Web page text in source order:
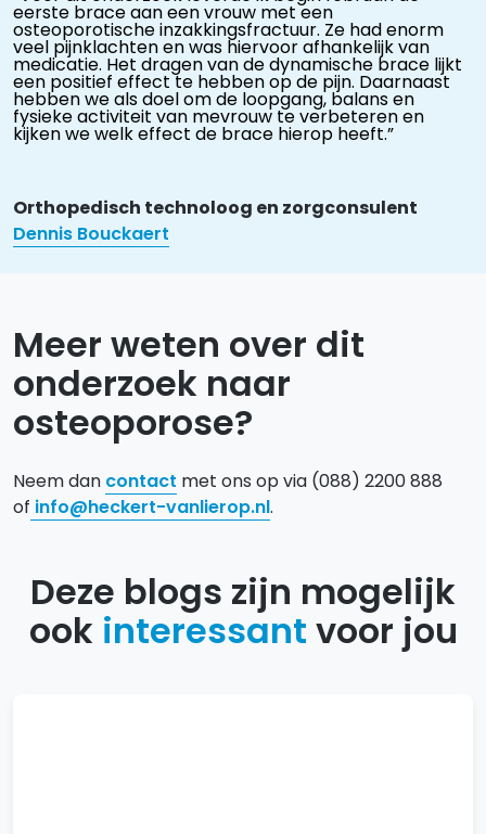
eerste brace aan een vrouw met een
osteoporotische inzakkingsfractuur. Ze had enorm
veel pijnklachten en was hiervoor afhankelijk van
medicatie. Het dragen van de dynamische brace lijkt
een positief effect te hebben op de pijn. Daarnaast
hebben we als doel om de loopgang, balans en
fysieke activiteit van mevrouw te verbeteren en
kijken we welk effect de brace hierop heeft.”
Orthopedisch technoloog en zorgconsulent
Dennis Bouckaert
Meer weten over dit
onderzoek naar
osteoporose?
Neem dan contact met ons op via (088) 2200 888
of info@heckert-vanlierop.nl.
Deze blogs zijn mogelijk
ook interessant voor jou